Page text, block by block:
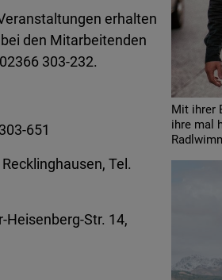
Mit ihrer
ihre mal
erhalten
den Mitarbeitenden
303-232.
651
Tel.
Heisenberg-Str. 14,